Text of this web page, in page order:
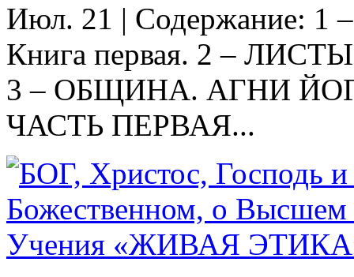
Июл. 21 | Содержание:
Книга первая. 2 –
3 – ОБЩИНА. АГНИ
ЧАСТЬ ПЕРВАЯ...